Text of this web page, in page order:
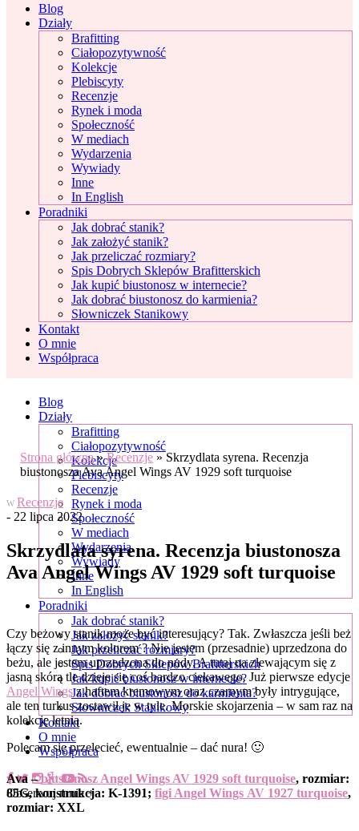
Blog
Działy
Brafitting
Ciałopozytywność
Kolekcje
Plebiscyty
Recenzje
Rynek i moda
Społeczność
W mediach
Wydarzenia
Wywiady
Inne
In English
Poradniki
Jak dobrać stanik?
Jak założyć stanik?
Jak przeliczać rozmiary?
Spis Dobrych Sklepów Brafitterskich
Jak kupić biustonosz w internecie?
Jak dobrać biustonosz do karmienia?
Słowniczek Stanikowy
Kontakt
O mnie
Współpraca
Blog
Działy
Brafitting
Ciałopozytywność
Kolekcje
Plebiscyty
Recenzje
Rynek i moda
Społeczność
W mediach
Wydarzenia
Wywiady
Inne
In English
Poradniki
Jak dobrać stanik?
Jak założyć stanik?
Jak przeliczać rozmiary?
Spis Dobrych Sklepów Brafitterskich
Jak kupić biustonosz w internecie?
Jak dobrać biustonosz do karmienia?
Słowniczek Stanikowy
Kontakt
O mnie
Współpraca
Obserwuj mnie +
Strona główna»Recenzje » Skrzydlata syrena. Recenzja
biustonosza Ava Angel Wings AV 1929 soft turquoise
W Recenzje
- 22 lipca 2022
Skrzydlata syrena. Recenzja biustonosza
Ava Angel Wings AV 1929 soft turquoise
Czy beżowy stanik może być interesujący? Tak. Zwłaszcza jeśli beż
łączy się z innym kolorem ? Nie jestem (przesadnie) uprzedzona do
beżu, ale jestem uprzedzona do nudy. A tutaj na zlewającym się z
jasną skórą tle dzieje się coś bardzo ciekawego. Już pierwsze edycje
Angel Wingsz haftem kremowym oraz czarnym były intrygujące,
ale ten turkus zostawił je w tyle. Morskie skojarzenia – w sam raz na
kolekcję letnią.
Polecam się przelecieć, ewentualnie – dać nura! 🙂
Ava –biustonosz Angel Wings AV 1929 soft turquoise, rozmiar:
85G, konstrukcja: K-1391; figi Angel Wings AV 1927 turquoise,
rozmiar: XXL